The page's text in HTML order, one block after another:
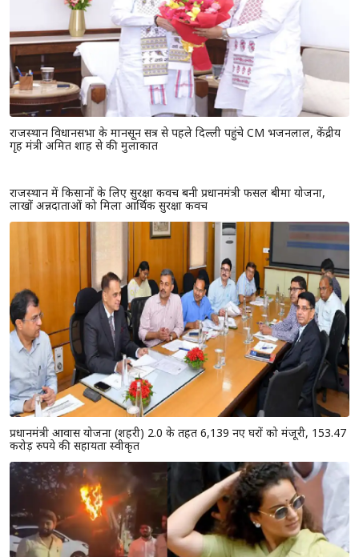
राजस्थान विधानसभा के मानसून सत्र से पहले दिल्ली पहुंचे CM भजनलाल, केंद्रीय
गृह मंत्री अमित शाह से की मुलाकात
राजस्थान में किसानों के लिए सुरक्षा कवच बनी प्रधानमंत्री फसल बीमा योजना,
लाखों अन्नदाताओं को मिला आर्थिक सुरक्षा कवच